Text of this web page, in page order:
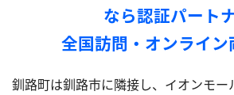
なら認証パート
全国訪問・オンライ
釧路町は釧路市に隣接し、イオンモー